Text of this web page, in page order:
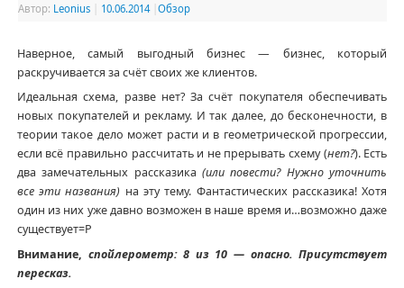
Автор: Leonius 10.06.2014 Обзор
Наверное, самый выгодный бизнес — бизнес, который
раскручивается за счёт своих же клиентов.
Идеальная схема, разве нет? За счёт покупателя обеспечивать
новых покупателей и рекламу. И так далее, до бесконечности, в
теории такое дело может расти и в геометрической прогрессии,
если всё правильно рассчитать и не прерывать схему (нет?). Есть
два замечательных рассказика (или повести? Нужно уточнить
все эти названия) на эту тему. Фантастических рассказика! Хотя
один из них уже давно возможен в наше время и…возможно даже
существует=Р
Внимание, спойлерометр: 8 из 10 — опасно. Присутствует
пересказ.